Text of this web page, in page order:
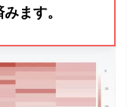
ます。